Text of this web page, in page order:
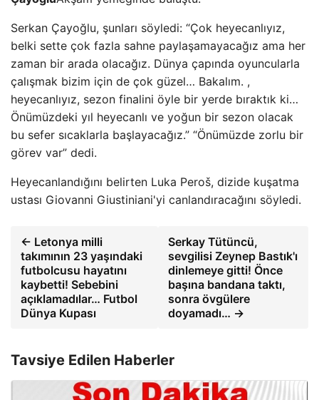
Serkan Çayoğlu, şunları söyledi: “Çok heyecanlıyız,
belki sette çok fazla sahne paylaşamayacağız ama her
zaman bir arada olacağız. Dünya çapında oyuncularla
çalışmak bizim için de çok güzel… Bakalım. ,
heyecanlıyız, sezon finalini öyle bir yerde bıraktık ki…
Önümüzdeki yıl heyecanlı ve yoğun bir sezon olacak
bu sefer sıcaklarla başlayacağız.” “Önümüzde zorlu bir
görev var” dedi.
Heyecanlandığını belirten Luka Peroš, dizide kuşatma
ustası Giovanni Giustiniani'yi canlandıracağını söyledi.
← Letonya milli
takımının 23 yaşındaki
futbolcusu hayatını
kaybetti! Sebebini
açıklamadılar… Futbol
Dünya Kupası
Serkay Tütüncü,
sevgilisi Zeynep Bastık'ı
dinlemeye gitti! Önce
başına bandana taktı,
sonra övgülere
doyamadı… →
Tavsiye Edilen Haberler